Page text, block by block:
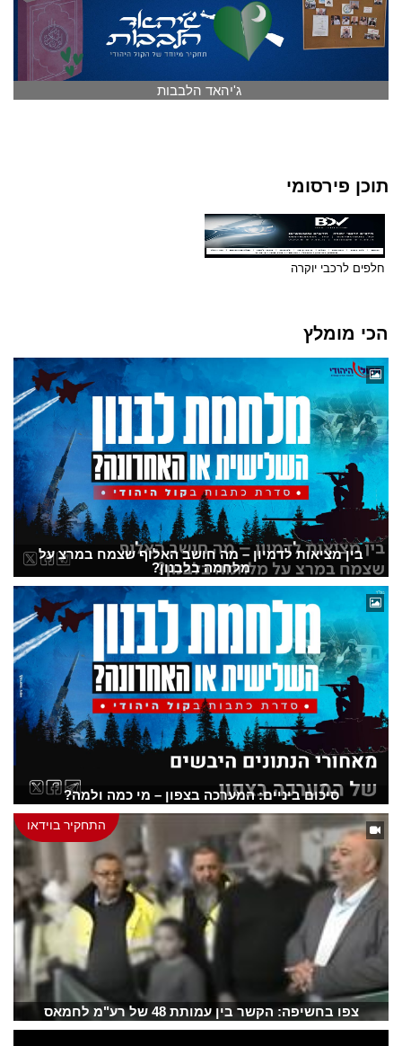
ג'יהאד הלבבות
תוכן פירסומי
חלפים לרכבי יוקרה
הכי מומלץ
בין מציאות לדמיון – מה חושב האלוף שצמח במרצ על
מלחמה בלבנון?
סיכום ביניים: המערכה בצפון – מי כמה ולמה?
התחקיר בוידאו
צפו בחשיפה: הקשר בין עמותת 48 של רע"מ לחמאס